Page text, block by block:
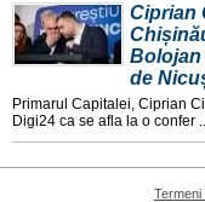
Ciprian
Bolojan
de
Primarul Capitalei, Ciprian
Digi24 ca se afla la o confer
Termeni